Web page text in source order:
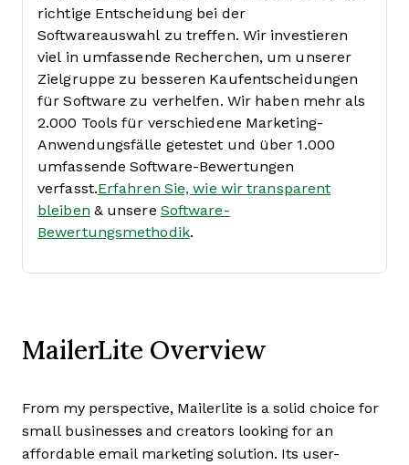
richtige Entscheidung bei der
Softwareauswahl zu treffen. Wir investieren
viel in umfassende Recherchen, um unserer
Zielgruppe zu besseren Kaufentscheidungen
für Software zu verhelfen. Wir haben mehr als
2.000 Tools für verschiedene Marketing-
Anwendungsfälle getestet und über 1.000
umfassende Software-Bewertungen
verfasst.Erfahren Sie, wie wir transparent
bleiben & unsere Software-
Bewertungsmethodik.
MailerLite Overview
From my perspective, Mailerlite is a solid choice for
small businesses and creators looking for an
affordable email marketing solution. Its user-